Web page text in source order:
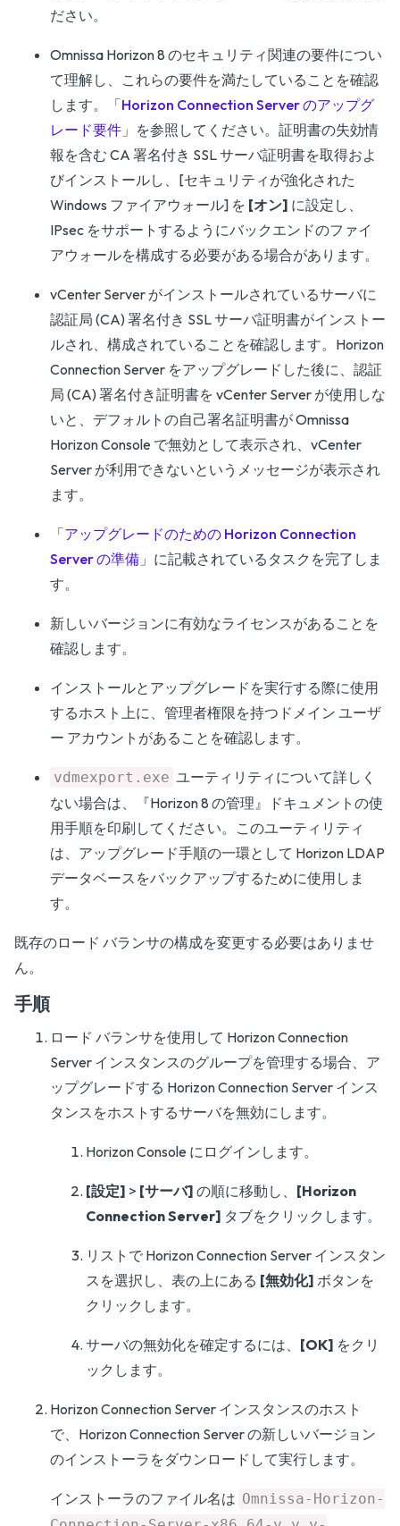
ださい。
Omnissa Horizon 8 のセキュリティ関連の要件につい
て理解し、これらの要件を満たしていることを確認
します。「Horizon Connection Server のアップグ
レード要件 」を参照してください。証明書の失効情
報を含む CA 署名付き SSL サーバ証明書を取得およ
びインストールし、[セキュリティが強化された
Windows ファイアウォール] を [オン] に設定し、
IPsec をサポートするようにバックエンドのファイ
アウォールを構成する必要がある場合があります。
vCenter Server がインストールされているサーバに
認証局 (CA) 署名付き SSL サーバ証明書がインストー
ルされ、構成されていることを確認します。Horizon
Connection Server をアップグレードした後に、認証
局 (CA) 署名付き証明書を vCenter Server が使用しな
いと、デフォルトの自己署名証明書が Omnissa
Horizon Console で無効として表示され、vCenter
Server が利用できないというメッセージが表示され
ます。
「アップグレードのための Horizon Connection
Server の準備 」に記載されているタスクを完了しま
す。
新しいバージョンに有効なライセンスがあることを
確認します。
インストールとアップグレードを実行する際に使用
するホスト上に、管理者権限を持つドメイン ユーザ
ー アカウントがあることを確認します。
vdmexport.exe ユーティリティについて詳しく
ない場合は、『Horizon 8 の管理』ドキュメントの使
用手順を印刷してください。このユーティリティ
は、アップグレード手順の一環として Horizon LDAP
データベースをバックアップするために使用しま
す。
既存のロード バランサの構成を変更する必要はありませ
ん。
手順
ロード バランサを使用して Horizon Connection
Server インスタンスのグループを管理する場合、ア
ップグレードする Horizon Connection Server インス
タンスをホストするサーバを無効にします。
Horizon Console にログインします。
[設定] > [サーバ] の順に移動し、 [Horizon
Connection Server] タブをクリックします。
リストで Horizon Connection Server インスタン
スを選択し、表の上にある [無効化] ボタンを
クリックします。
サーバの無効化を確定するには、 [OK] をクリ
ックします。
Horizon Connection Server インスタンスのホスト
で、Horizon Connection Server の新しいバージョン
のインストーラをダウンロードして実行します。
インストーラのファイル名は Omnissa-Horizon-